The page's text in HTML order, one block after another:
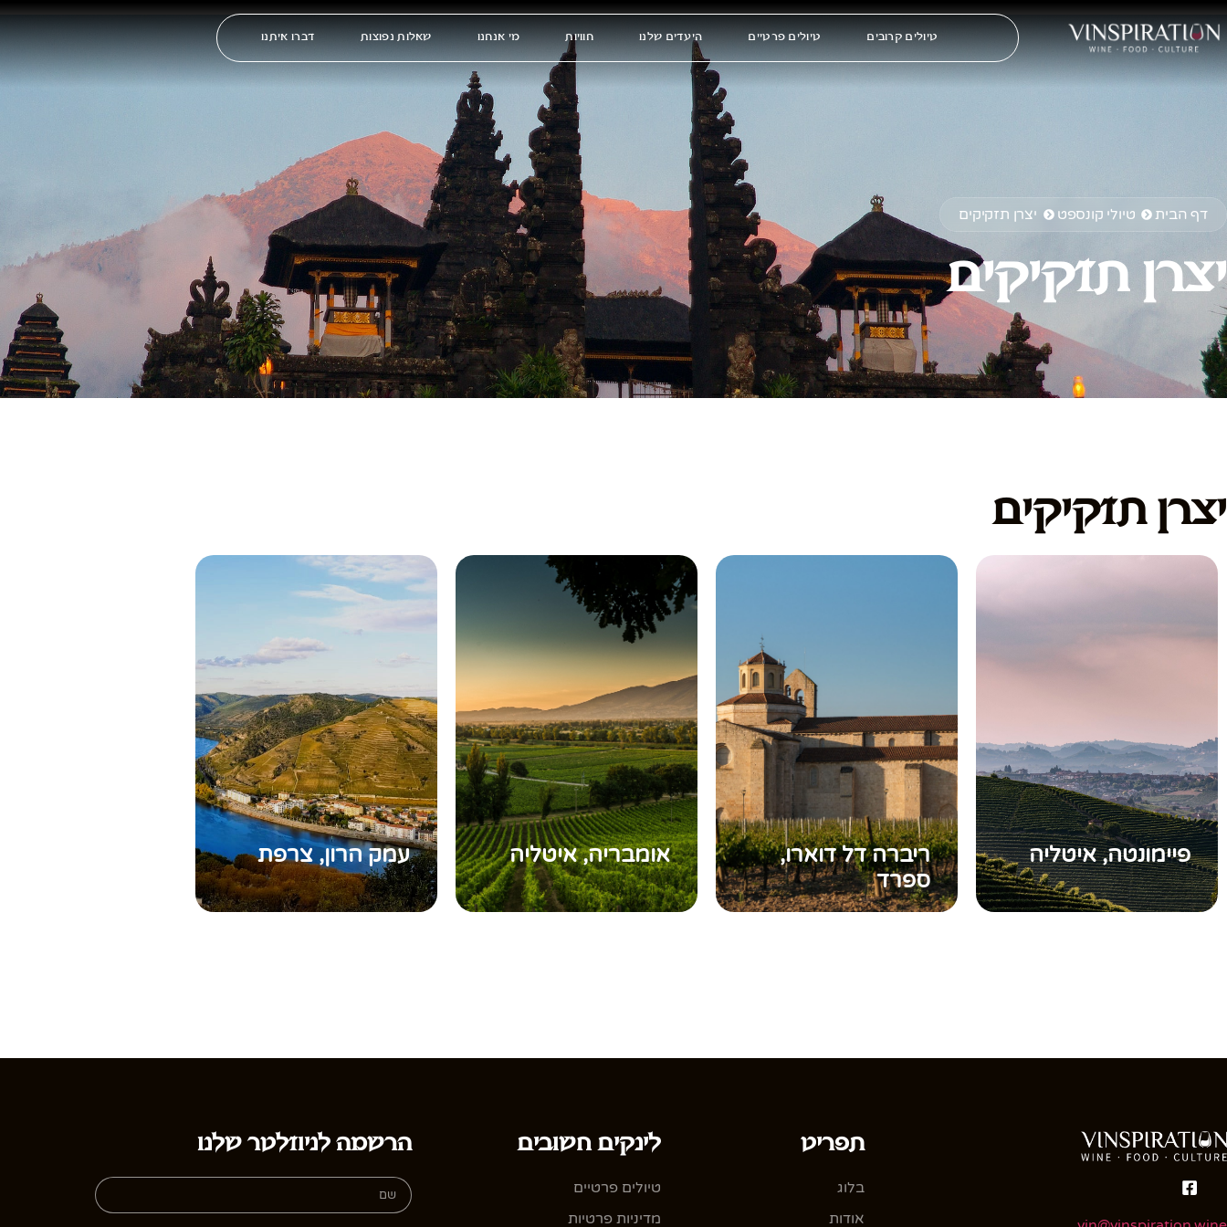
טיולים קרובים טיולים פרטיים היעדים שלנו חוויות מי אנחנו שאלות נפוצות דברו איתנו
דף הבית טיולי קונספט יצרן תזקיקים
יצרן תזקיקים
יצרן תזקיקים
פיימונטה, איטליה
ריברה דל דוארו,
ספרד
אומבריה, איטליה עמק הרון, צרפת
תפריט
בלוג
אודות
לינקים חשובים
טיולים פרטיים
מדיניות פרטיות
הרשמה לניוזלטר שלנו